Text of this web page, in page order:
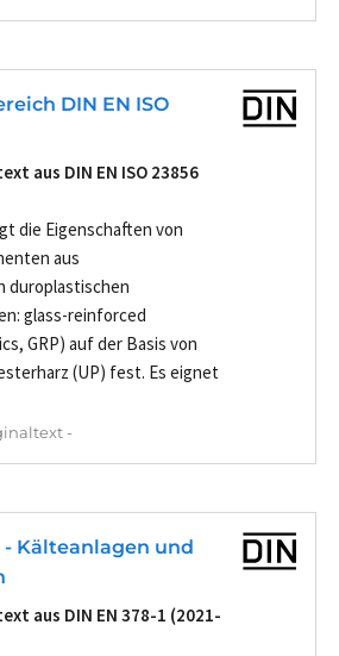
DIN EN ISO
aus DIN EN ISO 23856
die Eigenschaften von
aus
duroplastischen
glass-reinforced
GRP) auf der Basis von
(UP) fest. Es eignet
-
Kälteanlagen und
aus DIN EN 378-1 (2021-